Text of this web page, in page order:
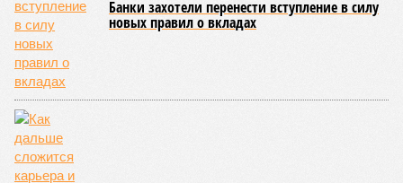
Банки захотели перенести вступление в силу
новых правил о вкладах